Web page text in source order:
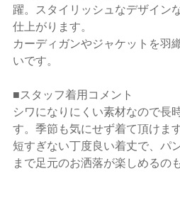
躍。スタイリッシュなデザイン
仕上がります。
カーディガンやジャケットを羽
いです。
■スタッフ着用コメント
シワになりにくい素材なので長
す。季節も気にせず着て頂けます
短すぎない丁度良い着丈で、パ
まで足元のお洒落が楽しめるの